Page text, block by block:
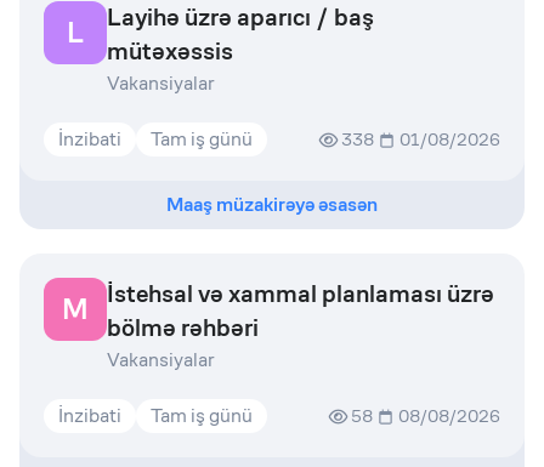
L
Layihə üzrə aparıcı / baş
mütəxəssis
Vakansiyalar
İnzibati Tam iş günü 338 01/08/2026
Maaş müzakirəyə əsasən
M
İstehsal və xammal planlaması üzrə
bölmə rəhbəri
Vakansiyalar
İnzibati Tam iş günü 58 08/08/2026